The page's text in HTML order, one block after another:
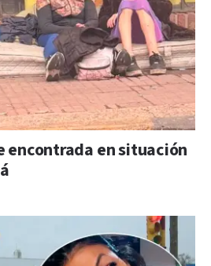
encontrada en situación